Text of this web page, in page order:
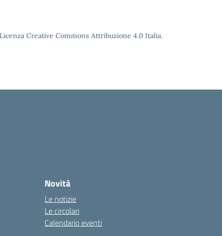
Creative Commons Attribuzione 4.0 Italia.
Novità
Le notizie
Le circolari
Calendario eventi